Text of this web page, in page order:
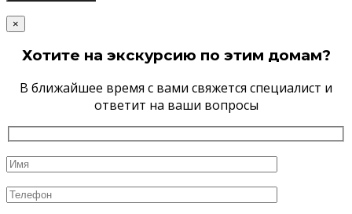
×
Хотите на экскурсию по этим домам?
В ближайшее время с вами свяжется специалист и
ответит на ваши вопросы